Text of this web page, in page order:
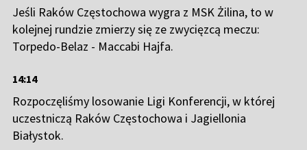
Jeśli Raków Częstochowa wygra z MSK Żilina, to w
kolejnej rundzie zmierzy się ze zwycięzcą meczu:
Torpedo-Belaz - Maccabi Hajfa.
14:14
Rozpoczęliśmy losowanie Ligi Konferencji, w której
uczestniczą Raków Częstochowa i Jagiellonia
Białystok.